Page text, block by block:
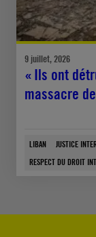
9 juillet, 2026
« Ils ont
massacre
LIBAN
JUSTICE
RESPECT DU DROIT